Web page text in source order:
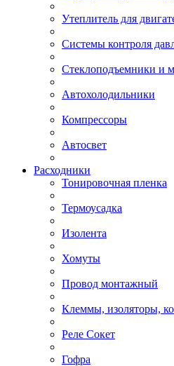
Утеплитель для
Системы контроля
Стеклоподъемники и
Автохолодильники
Компрессоры
Автосвет
Расходники
Тонировочная пленка
Термоусадка
Изолента
Хомуты
Провод монтажный
Клеммы, изоляторы,
Реле Сокет
Гофра